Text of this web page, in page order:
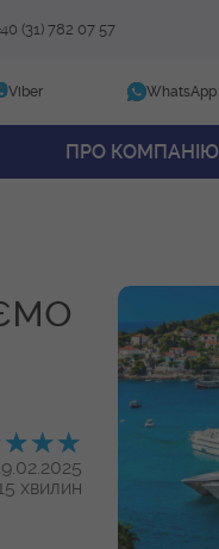
(31) 782 07 57
Viber WhatsApp
ПРО КОМПАНІЮ
хвилин